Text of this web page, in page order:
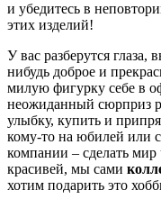
и убедитесь в
этих изделий!
У вас разберутся глаза,
нибудь доброе и
милую фигурку себе в
неожиданный сюрприз
улыбку, купить и
кому-то на юбилей или
компании – сделать мир
красивей, мы сами
хотим подарить это